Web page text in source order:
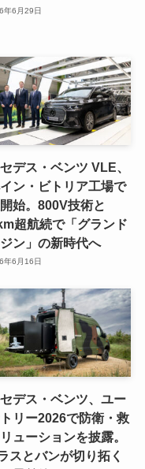
年6月29日
デス・ベンツ VLE、
ン・ビトリア工場で
始。800V技術と
超航続で「グランド
ン」の新時代へ
年6月16日
デス・ベンツ、ユー
リー2026で防衛・救
ューションを披露。
スとバンが切り拓く